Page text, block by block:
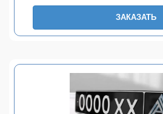
ЗАКАЗАТЬ